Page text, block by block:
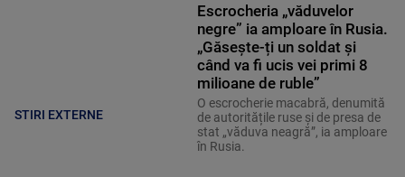
STIRI EXTERNE
Escrocheria „văduvelor
negre” ia amploare în Rusia.
„Găsește-ți un soldat și
când va fi ucis vei primi 8
milioane de ruble”
O escrocherie macabră, denumită
de autoritățile ruse și de presa de
stat „văduva neagră”, ia amploare
în Rusia.